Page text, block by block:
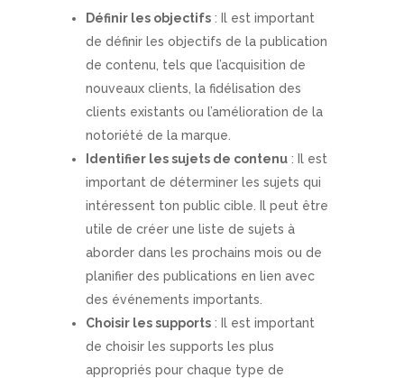
Définir les objectifs: Il est important
de définir les objectifs de la publication
de contenu, tels que l’acquisition de
nouveaux clients, la fidélisation des
clients existants ou l’amélioration de la
notoriété de la marque.
Identifier les sujets de contenu: Il est
important de déterminer les sujets qui
intéressent ton public cible. Il peut être
utile de créer une liste de sujets à
aborder dans les prochains mois ou de
planifier des publications en lien avec
des événements importants.
Choisir les supports: Il est important
de choisir les supports les plus
appropriés pour chaque type de